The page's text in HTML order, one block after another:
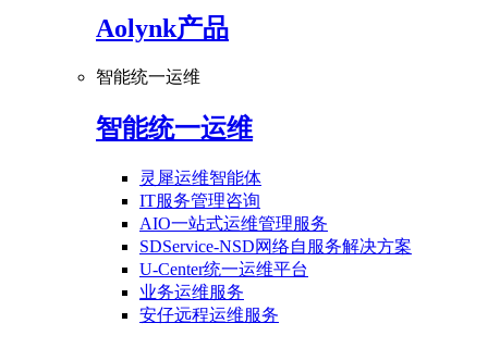
Aolynk产品
智能统一运维
智能统一运维
灵犀运维智能体
IT服务管理咨询
AIO一站式运维管理服务
SDService-NSD网络自服务解决方案
U-Center统一运维平台
业务运维服务
安仔远程运维服务